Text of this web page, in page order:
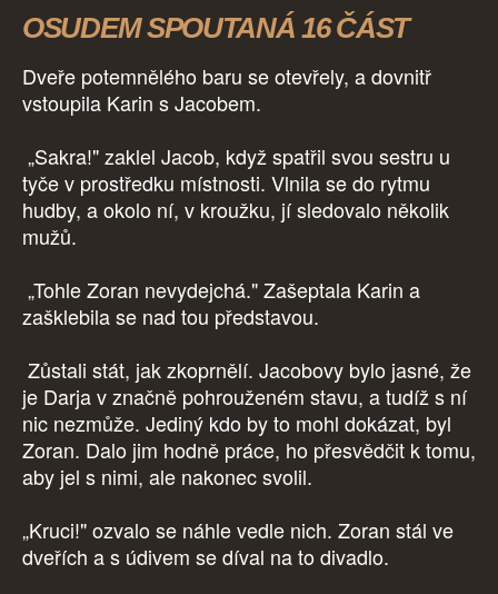
OSUDEM SPOUTANÁ 16 ČÁST
Dveře potemnělého baru se otevřely, a dovnitř
vstoupila Karin s Jacobem.
„Sakra!" zaklel Jacob, když spatřil svou sestru u
tyče v prostředku místnosti. Vlnila se do rytmu
hudby, a okolo ní, v kroužku, jí sledovalo několik
mužů.
„Tohle Zoran nevydejchá." Zašeptala Karin a
zašklebila se nad tou představou.
Zůstali stát, jak zkoprnělí. Jacobovy bylo jasné, že
je Darja v značně pohrouženém stavu, a tudíž s ní
nic nezmůže. Jediný kdo by to mohl dokázat, byl
Zoran. Dalo jim hodně práce, ho přesvědčit k tomu,
aby jel s nimi, ale nakonec svolil.
„Kruci!" ozvalo se náhle vedle nich. Zoran stál ve
dveřích a s údivem se díval na to divadlo.